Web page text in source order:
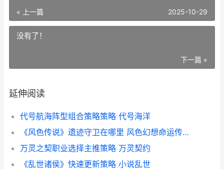
« 上一篇 2025-10-29
没有了！
下一篇 »
延伸阅读
代号航海阵型组合策略策略 代号海洋
《风色传说》遗迹守卫在哪里 风色幻想命运传说手游官网
万灵之契职业选择主推策略 万灵契约
《乱世诸侯》快速更新策略 小说乱世